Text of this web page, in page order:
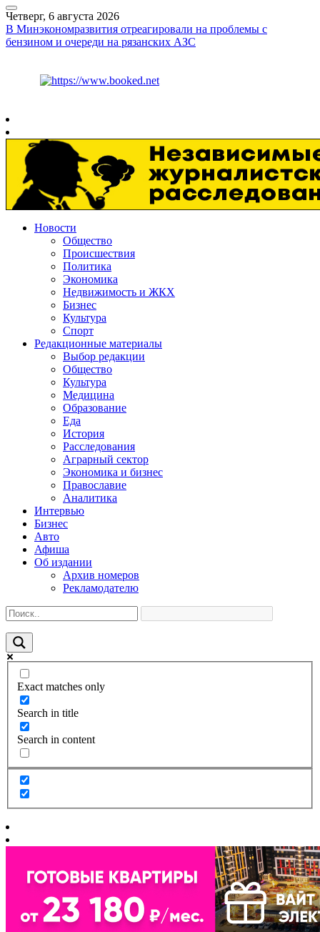
Четверг, 6 августа 2026
В Минэкономразвития отреагировали на проблемы с
бензином и очереди на рязанских АЗС
Новости
Общество
Происшествия
Политика
Экономика
Недвижимость и ЖКХ
Бизнес
Культура
Спорт
Редакционные материалы
Выбор редакции
Общество
Культура
Медицина
Образование
Еда
История
Расследования
Аграрный сектор
Экономика и бизнес
Православие
Аналитика
Интервью
Бизнес
Авто
Афиша
Об издании
Архив номеров
Рекламодателю
Exact matches only
Search in title
Search in content